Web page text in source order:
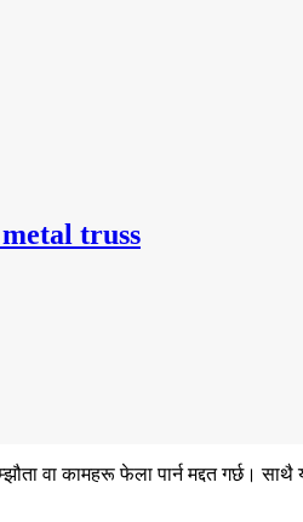
truss
वा कामहरू फेला पार्न मद्दत गर्छ।